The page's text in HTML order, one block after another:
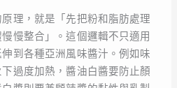
理，就是「先把粉和脂肪處理
慢整合」。這個邏輯不只適用
到各種亞洲風味醬汁。例如味
過度加熱，醬油白醬要防止顏